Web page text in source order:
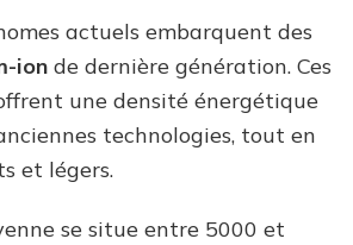
actuels embarquent des
ion de dernière génération. Ces
une densité énergétique
technologies, tout en
et légers.
se situe entre 5000 et